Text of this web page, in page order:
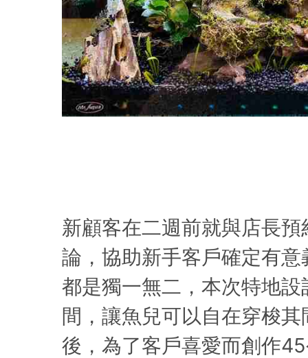
新顧客在二週前就與店長
論，協助新手客戶確定有
都是獨一無二，本次特地
間，讓魚兒可以自在穿梭
後，為了客戶喜愛而創作